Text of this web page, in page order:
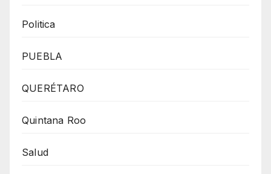
Politica
PUEBLA
QUERÉTARO
Quintana Roo
Salud